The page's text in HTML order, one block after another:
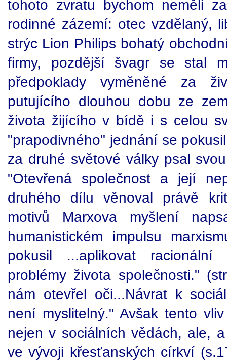
tohoto zvratu bychom neměli
rodinné zázemí: otec vzdělaný,
strýc Lion Philips bohatý
firmy, pozdější švagr se stal
předpoklady vyměněné za
putujícího dlouhou dobu ze
života žijícího v bídě i s celou
"prapodivného" jednání se
za druhé světové války psal
"Otevřená společnost a její
druhého dílu věnoval právě
motivů Marxova myšlení
humanistickém impulsu
pokusil ...aplikovat
problémy života společnosti."
nám otevřel oči...Návrat k
není myslitelný." Avšak tento
nejen v sociálních vědách, ale,
ve vývoji křesťanských církví